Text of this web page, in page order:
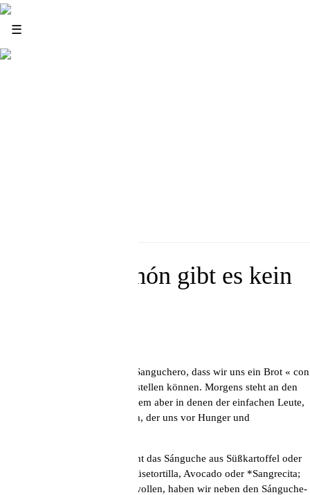
☰
Ohne Sanguchón gibt es kein
Peruaner sind Sangucheros, so Sanguchero, dass wir uns ein Brot « con
soledad » (ohne alles) nicht vorstellen können. Morgens steht an den
Ecken fast jedes Viertels, vor allem aber in denen der einfachen Leute,
immer ein „Sanguchero“-Wagen, der uns vor Hunger und
Wenn das Geld knapp ist, besteht das Sánguche aus Süßkartoffel oder
Spiegelei, Frischkäse oder Gemüsetortilla, Avocado oder *Sangrecita;
aber wenn wir uns verwöhnen wollen, haben wir neben den Sánguche-